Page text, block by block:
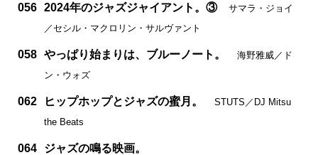
056 2024年のジャズジャイアント。③
サマラ・ジョイ
／セシル・マクロリン・サルヴァント
058 やっぱり始まりは、ブルーノート。
海野雅威／ド
ン・ウォズ
062 ヒップホップとジャズの蜜月。
STUTS／DJ Mitsu
the Beats
064 ジャズの鳴る映画。